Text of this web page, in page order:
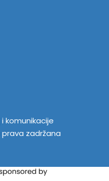
komunikacije
zadržana